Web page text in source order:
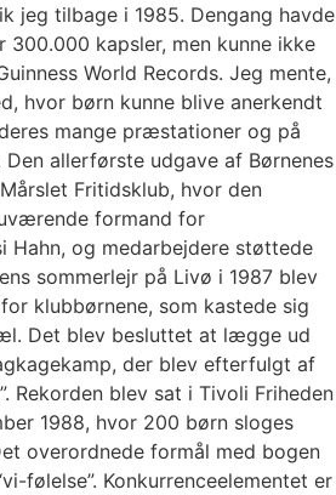
jeg tilbage i 1985. Dengang havde
300.000 kapsler, men kunne ikke
World Records. Jeg mente,
hvor børn kunne blive anerkendt
mange præstationer og på
allerførste udgave af Børnenes
Fritidsklub, hvor den
formand for
Hahn, og medarbejdere støttede
sommerlejr på Livø i 1987 blev
klubbørnene, som kastede sig
Det blev besluttet at lægge ud
der blev efterfulgt af
Rekorden blev sat i Tivoli Friheden
1988, hvor 200 børn sloges
overordnede formål med bogen
følelse”. Konkurrenceelementet er